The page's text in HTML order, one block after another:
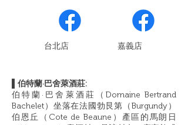
​台北店 嘉義店
▌伯特蘭·巴舍萊酒莊:
伯特蘭·巴舍萊酒莊（Domaine Bertrand
Bachelet）坐落在法國勃艮第（Burgundy）
伯恩丘（Cote de Beaune）產區的馬朗日